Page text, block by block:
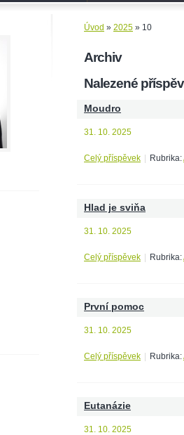
Úvod » 2025 » 10
Archiv
Nalezené
Moudro
31. 10. 2025
Celý příspěvek Rubrika:
Hlad je sviňa
31. 10. 2025
Celý příspěvek Rubrika:
První pomoc
31. 10. 2025
Celý příspěvek Rubrika:
Eutanázie
31. 10. 2025